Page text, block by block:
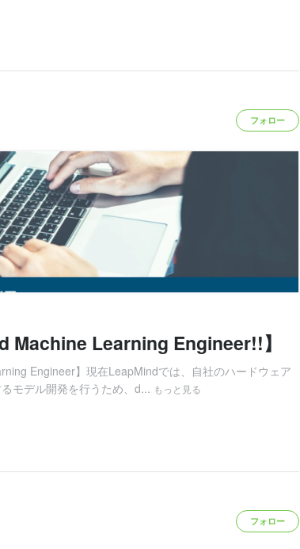
フォロー
Machine Learning Engineer!!】
Engineer】現在LeapMindでは、自社のハードウェア
モデル開発を行うため、d... もっと見る
フォロー